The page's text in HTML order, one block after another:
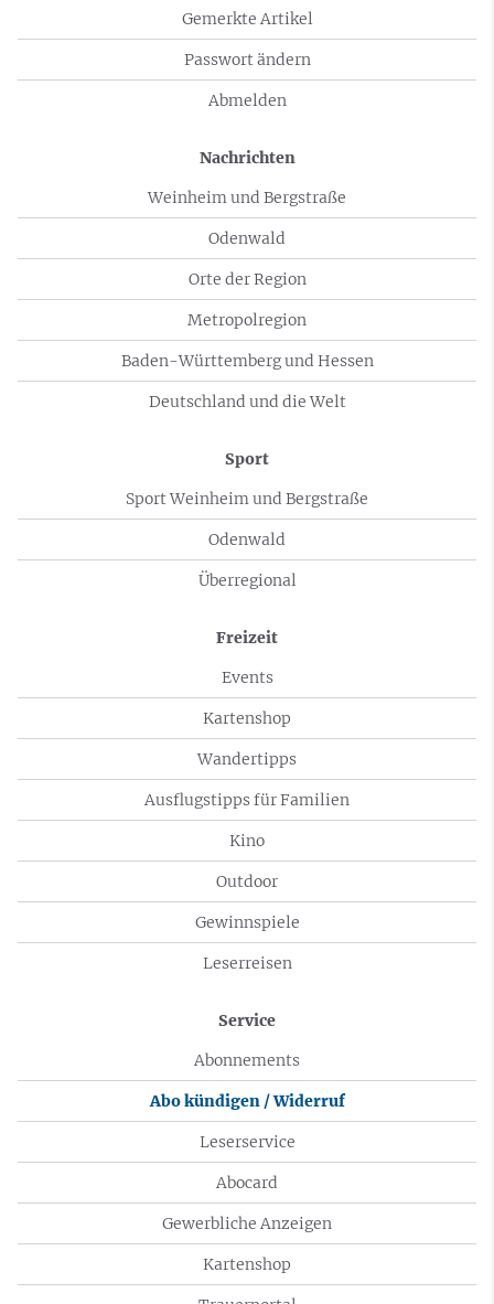
Gemerkte Artikel
Passwort ändern
Abmelden
Nachrichten
Weinheim und Bergstraße
Odenwald
Orte der Region
Metropolregion
Baden-Württemberg und Hessen
Deutschland und die Welt
Sport
Sport Weinheim und Bergstraße
Odenwald
Überregional
Freizeit
Events
Kartenshop
Wandertipps
Ausflugstipps für Familien
Kino
Outdoor
Gewinnspiele
Leserreisen
Service
Abonnements
Abo kündigen / Widerruf
Leserservice
Abocard
Gewerbliche Anzeigen
Kartenshop